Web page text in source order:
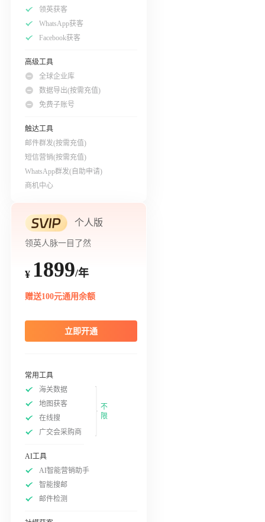
领英获客
WhatsApp获客
Facebook获客
高级工具
全球企业库
数据导出(按需充值)
免费子账号
触达工具
邮件群发(按需充值)
短信营销(按需充值)
WhatsApp群发(自助申请)
商机中心
个人版
领英人脉一目了然
¥ 1899/年
赠送100元通用余额
立即开通
常用工具
海关数据
地图获客
在线搜
广交会采购商
不
限
AI工具
AI智能营销助手
智能搜邮
邮件检测